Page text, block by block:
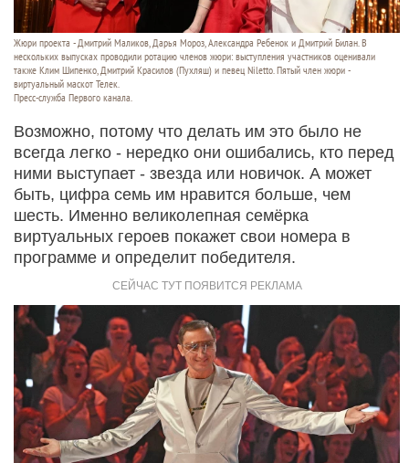
Жюри проекта - Дмитрий Маликов, Дарья Мороз, Александра Ребенок и Дмитрий Билан. В
нескольких выпусках проводили ротацию членов жюри: выступления участников оценивали
также Клим Шипенко, Дмитрий Красилов (Пухляш) и певец Niletto. Пятый член жюри -
виртуальный маскот Телек.
Пресс-служба Первого канала.
Возможно, потому что делать им это было не
всегда легко - нередко они ошибались, кто перед
ними выступает - звезда или новичок. А может
быть, цифра семь им нравится больше, чем
шесть. Именно великолепная семёрка
виртуальных героев покажет свои номера в
программе и определит победителя.